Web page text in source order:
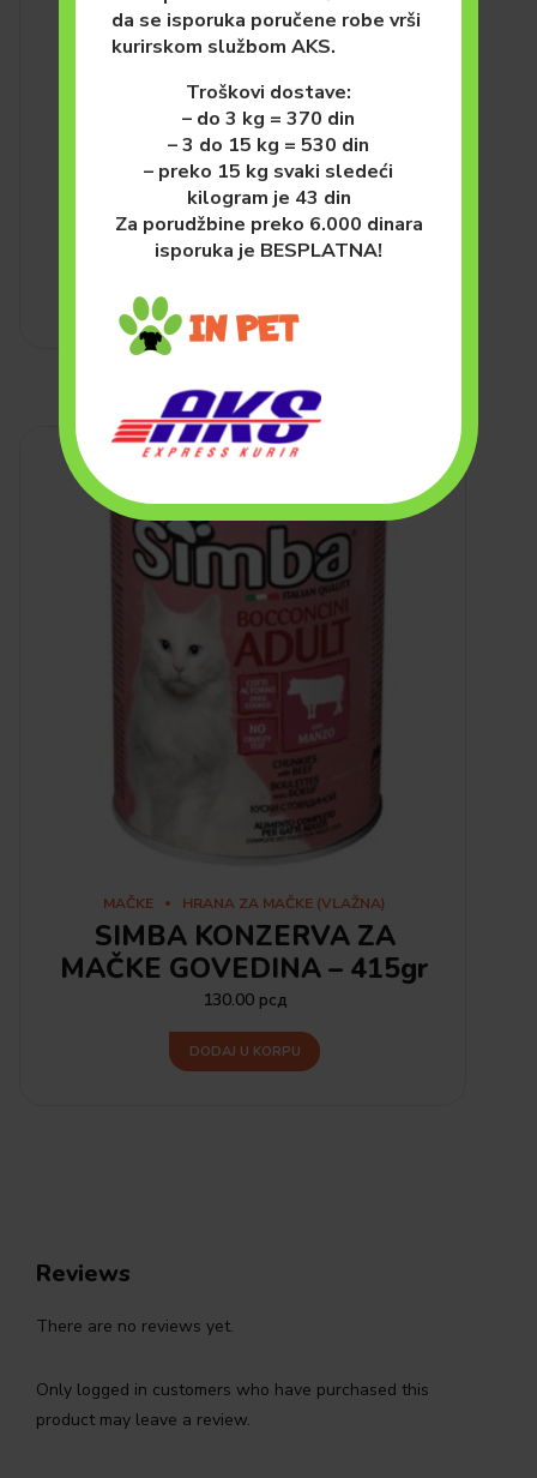
HRANA ZA MAČKE (SUVA)
Whiskas Briketi Junior
Piletina 14kg
7,140.00рсд
MAČKE HRANA ZA MAČKE (VLAŽNA)
SIMBA KONZERVA ZA
MAČKE GOVEDINA – 415gr
130.00 рсд
DODAJ U KORPU
Reviews
There are no reviews yet.
Only logged in customers who have purchased this
product may leave a review.
da se isporuka poručene robe vrši
kurirskom službom AKS.
Troškovi dostave:
– do 3 kg = 370 din
– 3 do 15 kg = 530 din
– preko 15 kg svaki sledeći
kilogram je 43 din
Za porudžbine preko 6.000 dinara
isporuka je BESPLATNA!